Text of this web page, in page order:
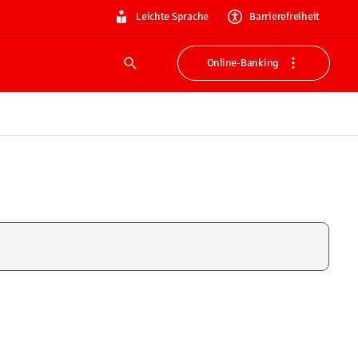
Leichte Sprache Barrierefreiheit
Suche
Online-Banking